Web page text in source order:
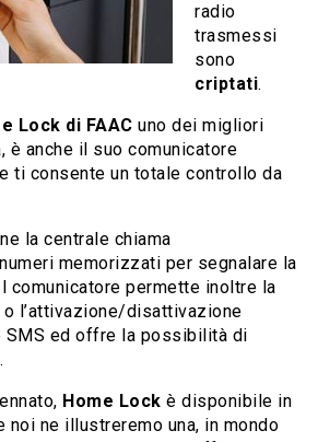
radio
trasmessi
sono
criptati.
Lock di FAAC uno dei migliori
è anche il suo comunicatore
ti consente un totale controllo da
la centrale chiama
memorizzati per segnalare la
comunicatore permette inoltre la
l’attivazione/disattivazione
SMS ed offre la possibilità di
Home Lock è disponibile in
ne illustreremo una, in mondo